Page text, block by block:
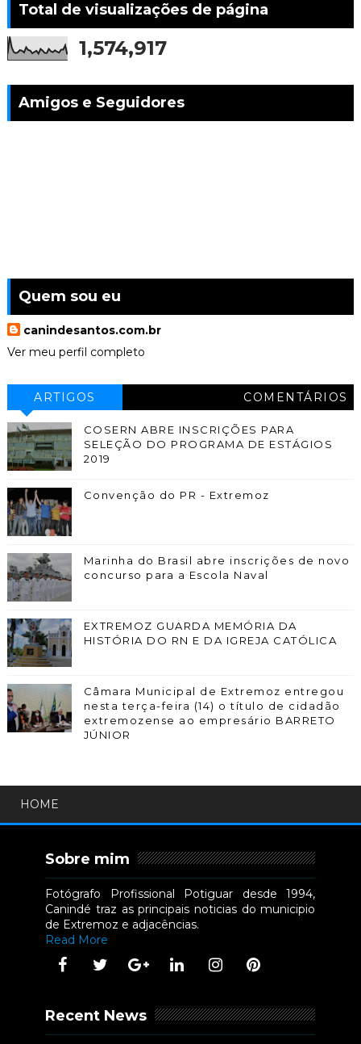
Total de visualizações de página
1,574,917
Amigos e Seguidores
Quem sou eu
canindesantos.com.br
Ver meu perfil completo
ARTIGOS COMENTÁRIOS
COSERN ABRE INSCRIÇÕES PARA
SELEÇÃO DO PROGRAMA DE ESTÁGIOS
2019
Convenção do PR - Extremoz
Marinha do Brasil abre inscrições de novo
concurso para a Escola Naval
EXTREMOZ GUARDA MEMÓRIA DA
HISTÓRIA DO RN E DA IGREJA CATÓLICA
Câmara Municipal de Extremoz entregou
nesta terça-feira (14) o título de cidadão
extremozense ao empresário BARRETO
JÚNIOR
HOME
Sobre mim
Fotógrafo Profissional Potiguar desde 1994,
Canindé traz as principais noticias do municipio
de Extremoz e adjacências.
Read More
Recent News